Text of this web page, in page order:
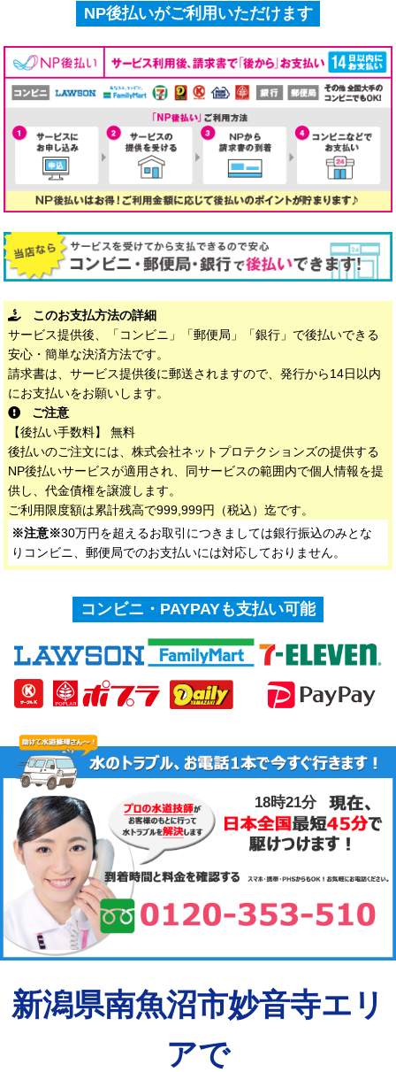
NP後払いがご利用いただけます
このお支払方法の詳細
サービス提供後、「コンビニ」「郵便局」「銀行」で後払いできる
安心・簡単な決済方法です。
請求書は、サービス提供後に郵送されますので、発行から14日以内
にお支払いをお願いします。
ご注意
【後払い手数料】 無料
後払いのご注文には、株式会社ネットプロテクションズの提供する
NP後払いサービスが適用され、同サービスの範囲内で個人情報を提
供し、代金債権を譲渡します。
ご利用限度額は累計残高で999,999円（税込）迄です。
※注意※30万円を超えるお取引につきましては銀行振込のみとな
りコンビニ、郵便局でのお支払いには対応しておりません。
コンビニ・PAYPAYも支払い可能
18時21分
新潟県南魚沼市妙音寺エリ
アで